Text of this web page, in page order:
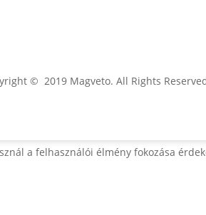
© 2019 Magveto. All Rights
a felhasználói élmény fokozása